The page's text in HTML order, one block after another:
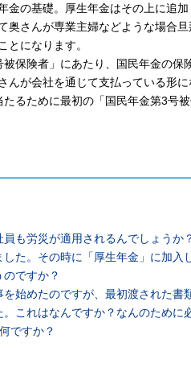
金の基礎。厚生年金はその上に追加
奥さんが専業主婦などような場合
とになります。
保険者」にあたり、国民年金の保
が会社を通じて支払っている形に
るために最初の「国民年金第3号
も労災が適用されるんでしょうか
た。その時に「厚生年金」に加入
ですか？
始めたのですが、最初渡された書
これはなんですか？なんのために
ですか？